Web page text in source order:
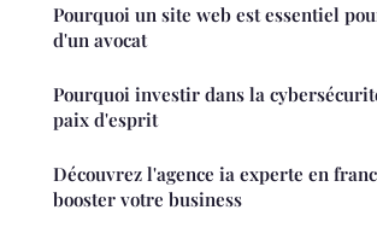
Pourquoi un site web est essentiel
d'un avocat
Pourquoi investir dans la
paix d'esprit
Découvrez l'agence ia experte en
booster votre business